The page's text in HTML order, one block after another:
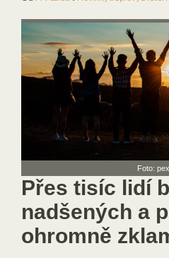
Foto:
Přes tisíc lidí
nadšených a
ohromně